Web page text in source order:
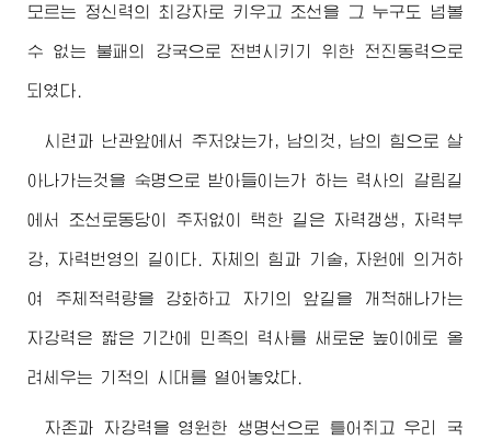
모르는 정신력의 최강자로 키우고 조선을 그 누구도 넘볼
수 없는 불패의 강국으로 전변시키기 위한 전진동력으로
되였다.
시련과 난관앞에서 주저앉는가, 남의것, 남의 힘으로 살
아나가는것을 숙명으로 받아들이는가 하는 력사의 갈림길
에서 조선로동당이 주저없이 택한 길은 자력갱생, 자력부
강, 자력번영의 길이다. 자체의 힘과 기술, 자원에 의거하
여 주체적력량을 강화하고 자기의 앞길을 개척해나가는
자강력은 짧은 기간에 민족의 력사를 새로운 높이에로 올
려세우는 기적의 시대를 열어놓았다.
자존과 자강력을 영원한 생명선으로 틀어쥐고 우리 국